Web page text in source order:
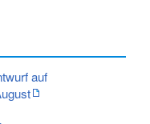
auf